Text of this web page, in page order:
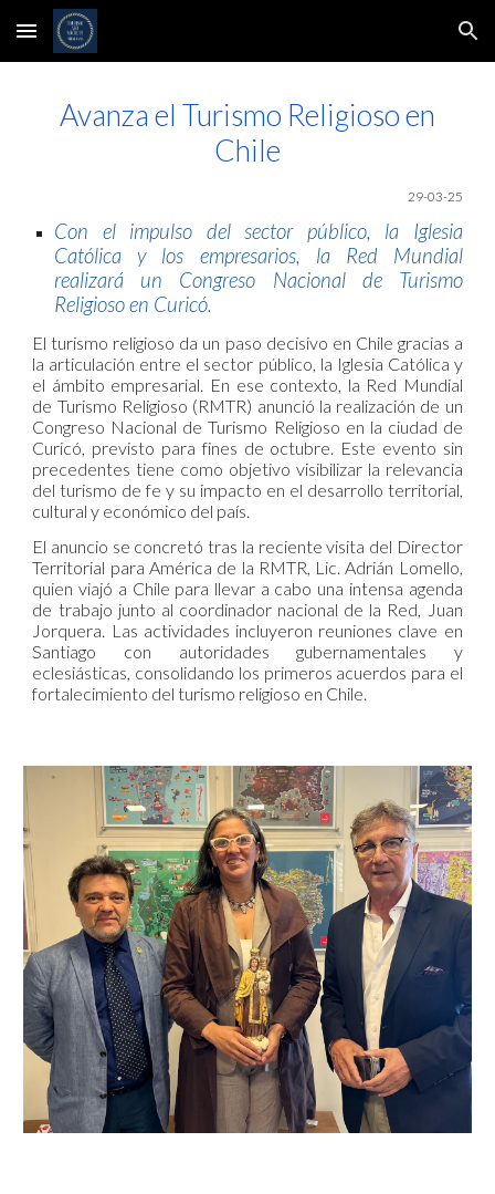
Skip to main content Skip to navigation
Avanza el Turismo Religioso en
Chile
29-03-25
Con el impulso del sector público, la Iglesia
Católica y los empresarios, la Red Mundial
realizará un Congreso Nacional de Turismo
Religioso en Curicó.
El turismo religioso da un paso decisivo en Chile gracias a
la articulación entre el sector público, la Iglesia Católica y
el ámbito empresarial. En ese contexto, la Red Mundial
de Turismo Religioso (RMTR) anunció la realización de un
Congreso Nacional de Turismo Religioso en la ciudad de
Curicó, previsto para fines de octubre. Este evento sin
precedentes tiene como objetivo visibilizar la relevancia
del turismo de fe y su impacto en el desarrollo territorial,
cultural y económico del país.
El anuncio se concretó tras la reciente visita del Director
Territorial para América de la RMTR, Lic. Adrián Lomello,
quien viajó a Chile para llevar a cabo una intensa agenda
de trabajo junto al coordinador nacional de la Red, Juan
Jorquera. Las actividades incluyeron reuniones clave en
Santiago con autoridades gubernamentales y
eclesiásticas, consolidando los primeros acuerdos para el
fortalecimiento del turismo religioso en Chile.